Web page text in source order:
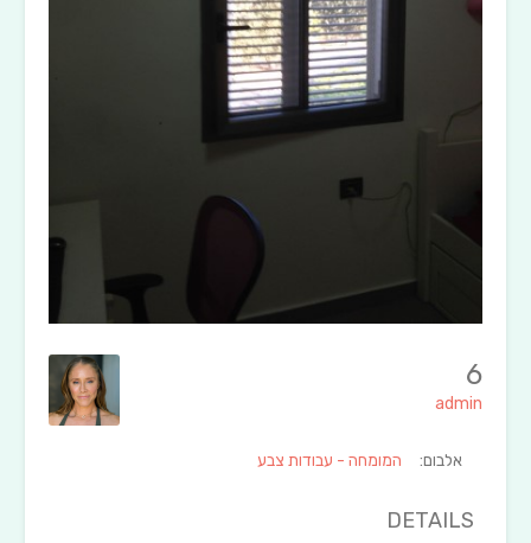
6
admin
אלבום: המומחה - עבודות צבע
DETAILS